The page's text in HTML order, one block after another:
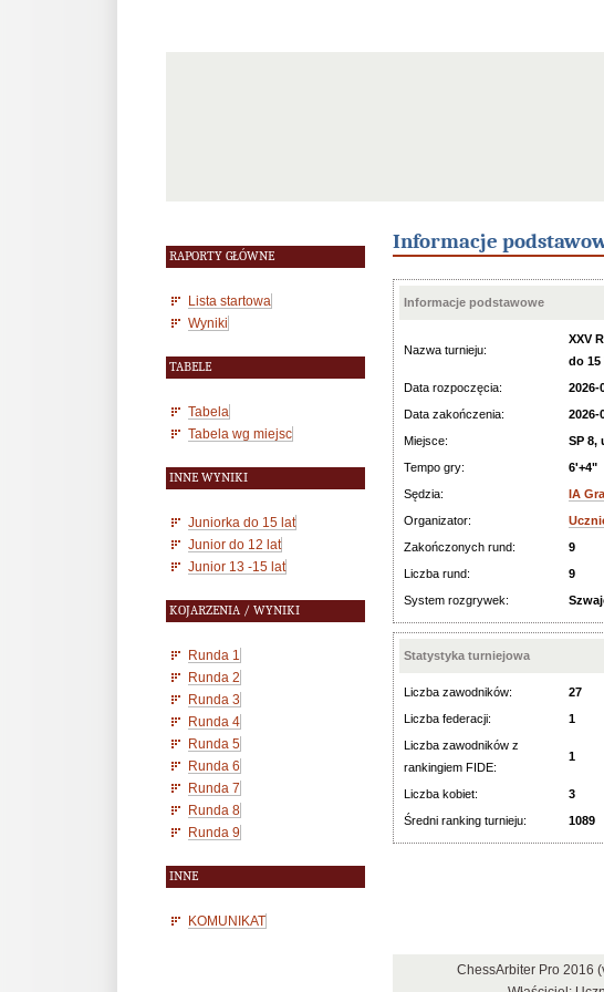
RAPORTY GŁÓWNE
Lista startowa
Wyniki
TABELE
Tabela
Tabela wg miejsc
INNE WYNIKI
Juniorka do 15 lat
Junior do 12 lat
Junior 13 -15 lat
KOJARZENIA / WYNIKI
Runda 1
Runda 2
Runda 3
Runda 4
Runda 5
Runda 6
Runda 7
Runda 8
Runda 9
INNE
KOMUNIKAT
Informacje
Informacje podstawowe
Nazwa turnieju:
XXV
do 15
Data rozpoczęcia:
2026-
Data zakończenia:
2026-
Miejsce:
SP 8,
Tempo gry:
6'+4"
Sędzia:
IA
Organizator:
Zakończonych rund:
9
Liczba rund:
9
System rozgrywek:
Statystyka turniejowa
Liczba zawodników:
27
Liczba federacji:
1
Liczba zawodników z
rankingiem FIDE:
1
Liczba kobiet:
3
Średni ranking turnieju:
1089
ChessArbiter Pro 2016